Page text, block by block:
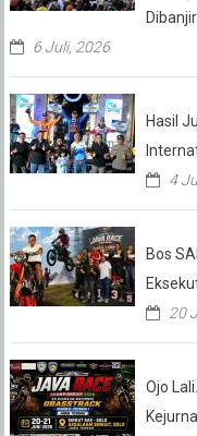
6 Juli, 2026
Hasil
4
Bos
20
Ojo